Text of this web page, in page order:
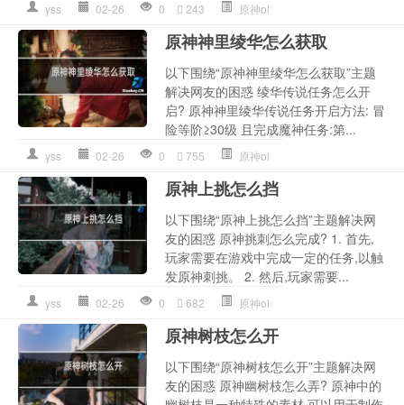
yss 02-26 0 243 原神ol
原神神里绫华怎么获取
以下围绕“原神神里绫华怎么获取”主题
解决网友的困惑 绫华传说任务怎么开
启? 原神神里绫华传说任务开启方法: 冒
险等阶≥30级 且完成魔神任务:第...
yss 02-26 0 755 原神ol
原神上挑怎么挡
以下围绕“原神上挑怎么挡”主题解决网
友的困惑 原神挑刺怎么完成? 1. 首先,
玩家需要在游戏中完成一定的任务,以触
发原神刺挑。 2. 然后,玩家需要...
yss 02-26 0 682 原神ol
原神树枝怎么开
以下围绕“原神树枝怎么开”主题解决网
友的困惑 原神幽树枝怎么弄? 原神中的